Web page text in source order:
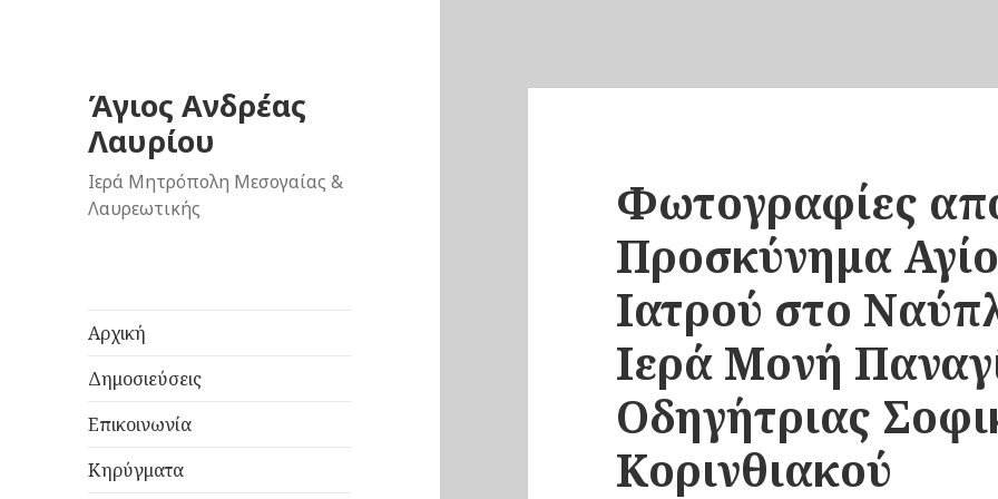
Άγιος Ανδρέας
Λαυρίου
Ιερά Μητρόπολη Μεσογαίας &
Λαυρεωτικής
Αρχική
Δημοσιεύσεις
Επικοινωνία
Κηρύγματα
Φωτογραφίες
Προσκύνημα
Ιατρού στο
Ιερά Μονή
Οδηγήτριας
Κορινθιακού